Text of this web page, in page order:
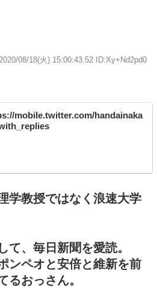
2020/08/18(火) 15:00:43.52 ID:Xy+Nd2pd0
mobile.twitter.com/handainaka
学教授ではなく浪速大学
て、毎日新聞を愛読。
ンペオと安倍と維新を前
るおっさん。